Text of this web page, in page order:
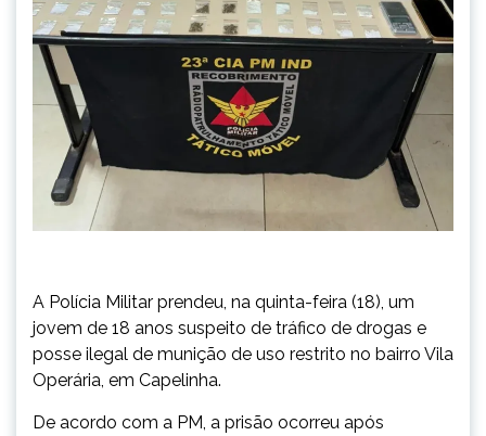
A Polícia Militar prendeu, na quinta-feira (18), um
jovem de 18 anos suspeito de tráfico de drogas e
posse ilegal de munição de uso restrito no bairro Vila
Operária, em Capelinha.
De acordo com a PM, a prisão ocorreu após